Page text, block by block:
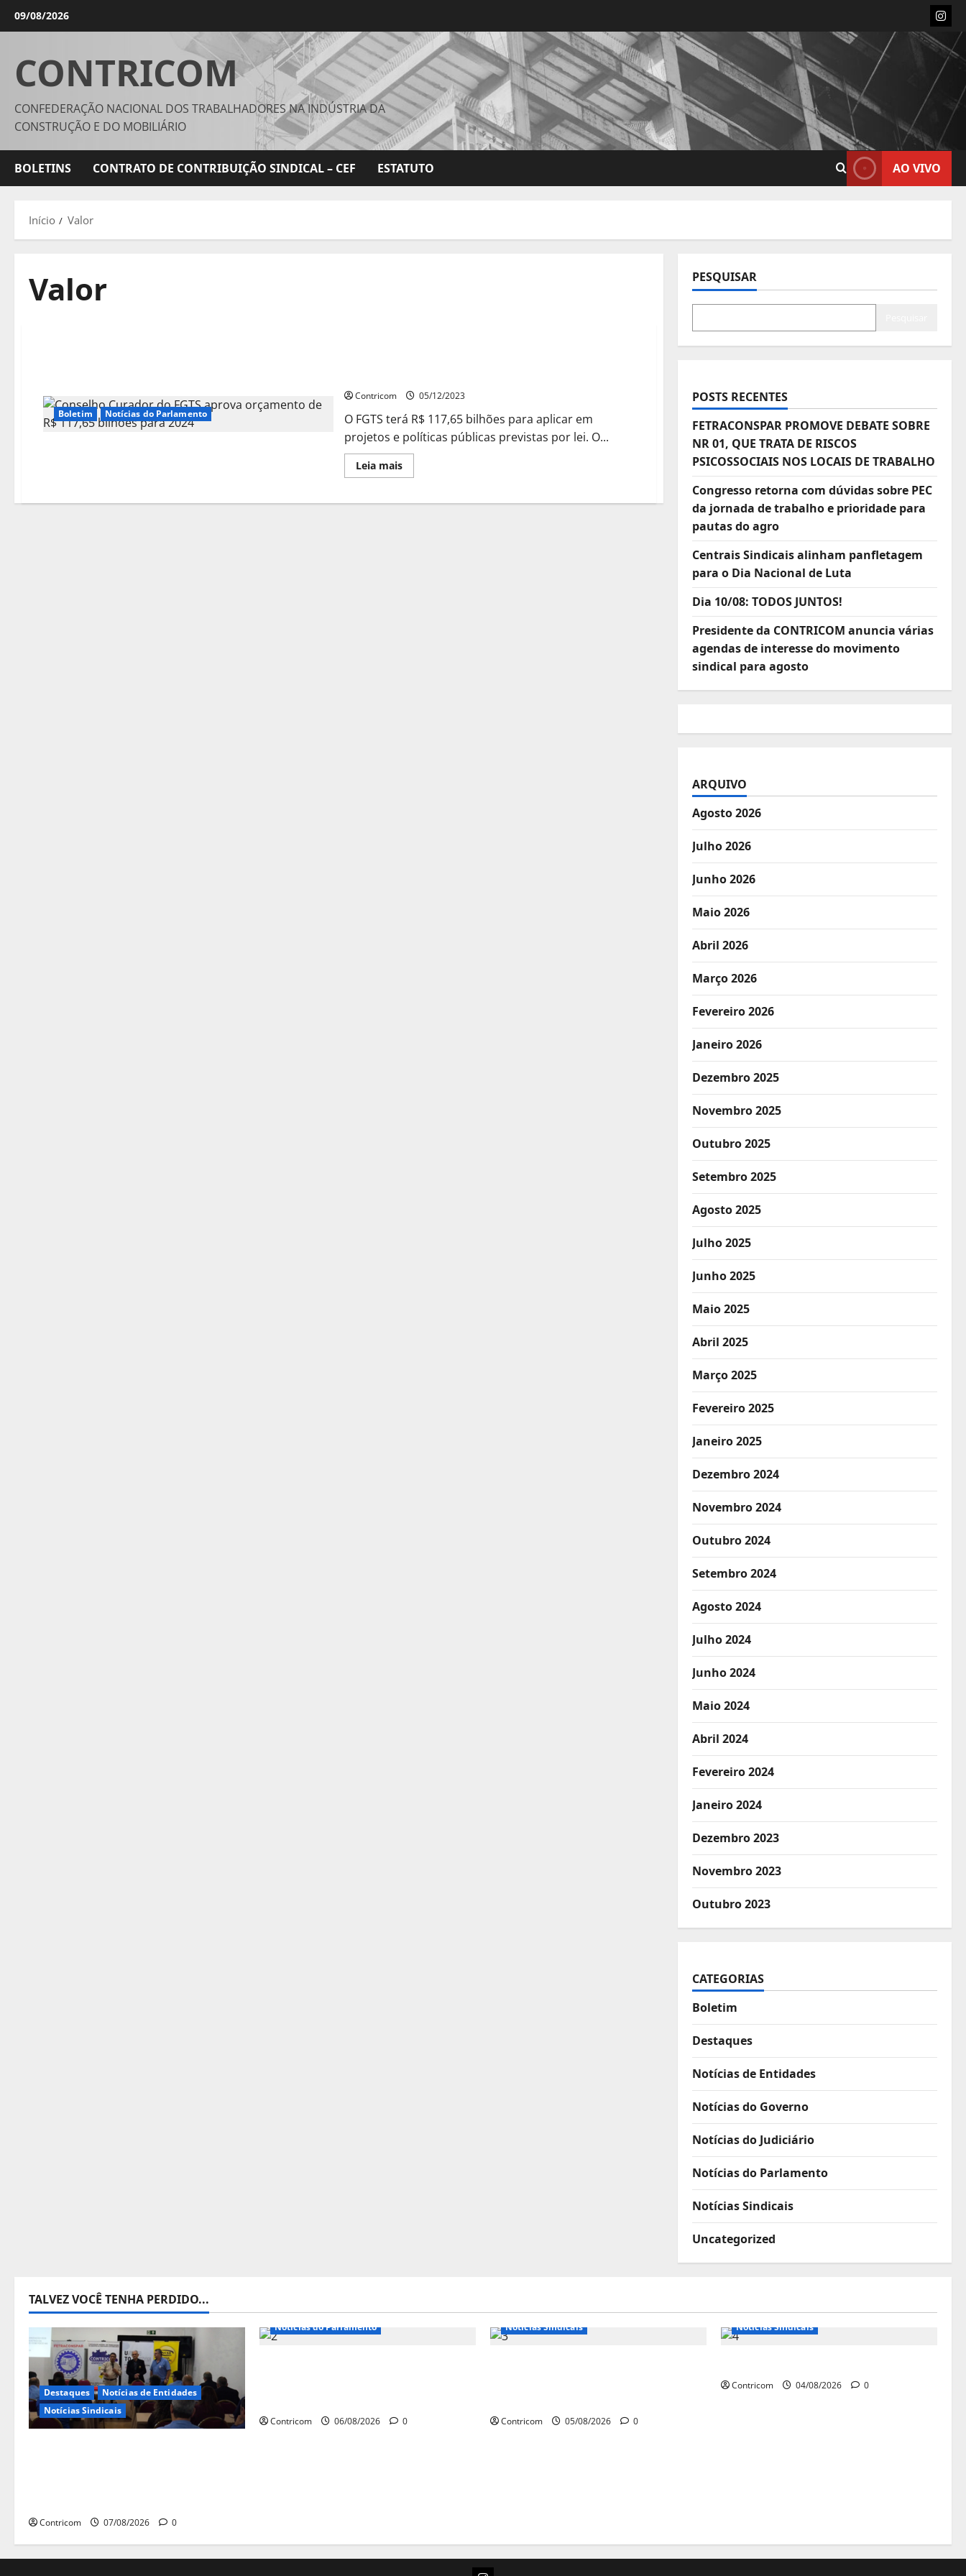
conteúdo
09/08/2026
CONTRICOM
CONFEDERAÇÃO NACIONAL DOS TRABALHADORES NA INDÚSTRIA DA
CONSTRUÇÃO E DO MOBILIÁRIO
BOLETINS CONTRATO DE CONTRIBUIÇÃO SINDICAL – CEF ESTATUTO AO VIVO
Início Valor
Valor
Boletim Notícias do Parlamento
Contricom 05/12/2023
O FGTS terá R$ 117,65 bilhões para aplicar em
projetos e políticas públicas previstas por lei. O...
Leia maisLeia
mais
Curador
PESQUISAR
POSTS RECENTES
FETRACONSPAR PROMOVE DEBATE SOBRE
NR 01, QUE TRATA DE RISCOS
PSICOSSOCIAIS NOS LOCAIS DE TRABALHO
Congresso retorna com dúvidas sobre PEC
da jornada de trabalho e prioridade para
pautas do agro
Centrais Sindicais alinham panfletagem
para o Dia Nacional de Luta
Dia 10/08: TODOS JUNTOS!
Presidente da CONTRICOM anuncia várias
agendas de interesse do movimento
sindical para agosto
ARQUIVO
Agosto 2026
Julho 2026
Junho 2026
Maio 2026
Abril 2026
Março 2026
Fevereiro 2026
Janeiro 2026
Dezembro 2025
Novembro 2025
Outubro 2025
Setembro 2025
Agosto 2025
Julho 2025
Junho 2025
Maio 2025
Abril 2025
Março 2025
Fevereiro 2025
Janeiro 2025
Dezembro 2024
Novembro 2024
Outubro 2024
Setembro 2024
Agosto 2024
Julho 2024
Junho 2024
Maio 2024
Abril 2024
Fevereiro 2024
Janeiro 2024
Dezembro 2023
Novembro 2023
Outubro 2023
CATEGORIAS
Boletim
Destaques
Notícias de Entidades
Notícias do Governo
Notícias do Judiciário
Notícias do Parlamento
Notícias Sindicais
Uncategorized
TALVEZ VOCÊ TENHA PERDIDO...
Destaques
Notícias de Entidades
Notícias Sindicais
Contricom 07/08/2026 0
Notícias do Parlamento
Contricom 06/08/2026 0
Notícias Sindicais
Contricom 05/08/2026 0
Notícias Sindicais
Contricom 04/08/2026 0